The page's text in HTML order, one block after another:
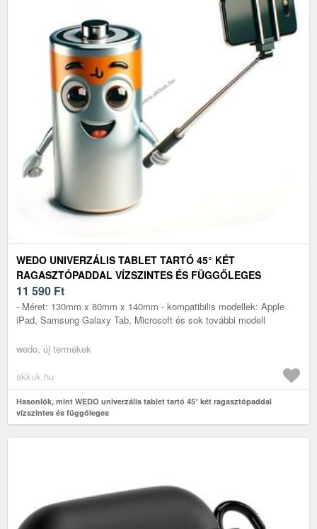
WEDO UNIVERZÁLIS TABLET TARTÓ 45° KÉT
RAGASZTÓPADDAL VÍZSZINTES ÉS FÜGGŐLEGES
11 590 Ft
- Méret: 130mm x 80mm x 140mm - kompatibilis modellek: Apple
iPad, Samsung Galaxy Tab, Microsoft és sok további modell
wedo, új termékek
akkuk.hu
Hasonlók, mint WEDO univerzális tablet tartó 45° két ragasztópaddal
vízszintes és függőleges